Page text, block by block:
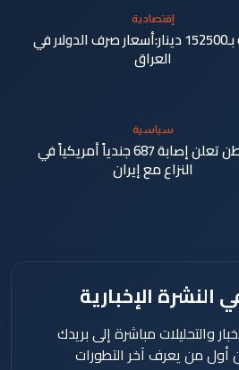
إقتصادية
الورقة بـ152500 دينار:أسعار صرف الدولار في
العراق
سياسية
واشنطن تعلن إصابة 687 جندياً أمريكياً في
النزاع مع إيران
النشرة الإخبارية
والتحليلات مباشرة إلى بريدك
أول من يعرف آخر التطورات